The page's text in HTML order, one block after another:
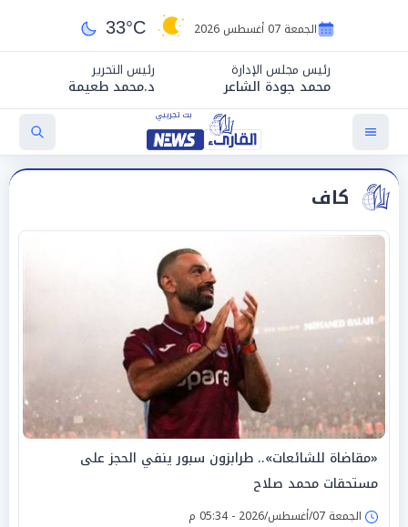
الجمعة 07 أغسطس 2026 33°C
رئيس مجلس الإدارة
محمد جودة الشاعر
رئيس التحرير
د.محمد طعيمة
كاف
«مقاضاة للشائعات».. طرابزون سبور ينفي الحجز على
مستحقات محمد صلاح
الجمعة 07/أغسطس/2026 - 05:34 م